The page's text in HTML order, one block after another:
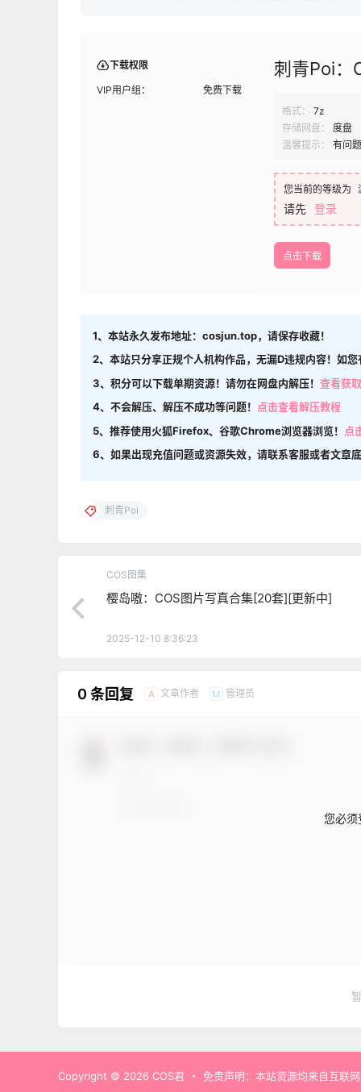
下载权限
VIP用户组： 免费下载
刺青Poi：
格式：
7z
存储网盘：
度盘
温馨提示：
有问
您当前的等级为
请先 登录
点击下载
1、本站永久发布地址：cosjun.top，请保存收藏！
2、本站只分享正规个人机构作品，无漏D违规内容！如
3、积分可以下载单期资源！请勿在网盘内解压！ 查看获
4、不会解压、解压不成功等问题！ 点击查看解压教程
5、推荐使用火狐Firefox、谷歌Chrome浏览器浏览！
点
6、如果出现充值问题或资源失效，请联系客服或者文章
刺青Poi
COS图集
樱岛嗷：COS图片写真合集[20套][更新中]
2025-12-10 8:36:23
0 条回复 A 文章作者 M 管理员
您必须
Copyright © 2026 COS君 ・ 免责声明：本站资源均来自互联